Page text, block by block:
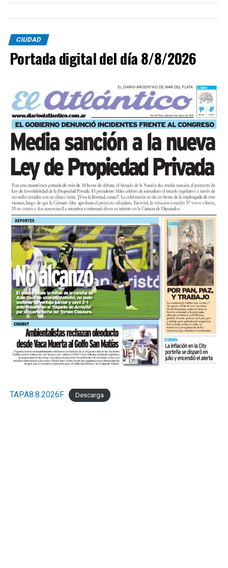
CIUDAD
Portada digital del día 8/8/2026
TAPA8.8.2026F Descarga